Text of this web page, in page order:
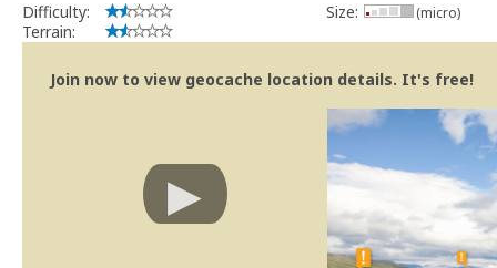
Difficulty:
Terrain:
Size: (micro)
Join now to view geocache location details. It's free!